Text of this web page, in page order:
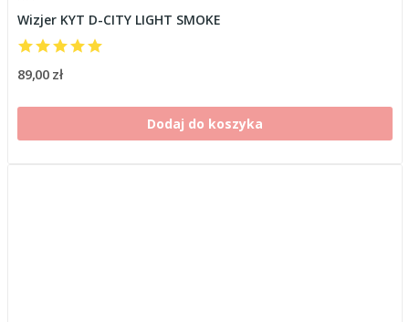
Wizjer KYT D-CITY LIGHT SMOKE
89,00 zł
Dodaj do koszyka